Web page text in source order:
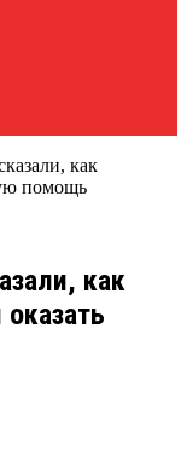
как
помощь
как